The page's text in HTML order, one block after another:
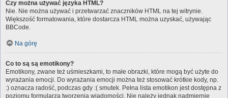
Czy można używać języka HTML?
Nie. Nie można używać i przetwarzać znaczników HTML na tej witrynie.
Większość formatowania, które dostarcza HTML można uzyskać, używając
BBCode.
Na górę
Co to są są emotikony?
Emotikony, zwane też uśmieszkami, to małe obrazki, które mogą być użyte do
wyrażania emocji. Do wyrażania emocji można też stosować krótkie kody, np.
:) oznacza radość, podczas gdy :( smutek. Pełna lista emotikon jest dostępna z
poziomu formularza tworzenia wiadomości. Nie należy jednak nadmiernie